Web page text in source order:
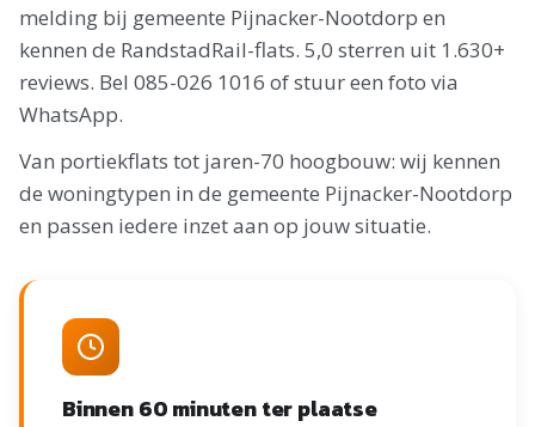
melding bij gemeente Pijnacker-Nootdorp en
kennen de RandstadRail-flats. 5,0 sterren uit 1.630+
reviews. Bel 085-026 1016 of stuur een foto via
WhatsApp.
Van portiekflats tot jaren-70 hoogbouw: wij kennen
de woningtypen in de gemeente Pijnacker-Nootdorp
en passen iedere inzet aan op jouw situatie.
Binnen 60 minuten ter plaatse